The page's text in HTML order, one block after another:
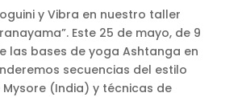
y Vibra en nuestro taller
Este 25 de mayo, de 9
las bases de yoga Ashtanga en
secuencias del estilo
(India) y técnicas de